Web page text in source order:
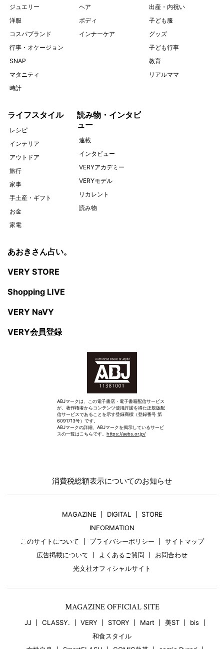
ジュエリー
洋服
コスパブランド
行事・オケージョン
SNAP
マタニティ
時計
ヘア
ボディ
インナーケア
出産・内祝い
子ども服
グッズ
子ども行事
教育
リアルママ
ライフスタイル
レシピ
インテリア
アウトドア
旅行
家事
手土産・ギフト
お金
家電
読み物・インタビ
ュー
連載
インタビュー
VERYアカデミー
VERYモデル
リカレント
読み物
あおきさん占い。
VERY STORE
Shopping LIVE
VERY NaVY
VERY会員登録
ABJマークは、この電子書店・電子書籍配信サービス
が、著作権者からコンテンツ使用許諾を得た正規版配
信サービスであることを示す登録商標（登録番号 第
6091713号）です。
ABJマークの詳細、ABJマークを掲示しているサービ
スの一覧はこちらです。 https://aebs.or.jp/
消費税総額表示についてのお知らせ
MAGAZINE DIGITAL
STORE
INFORMATION
このサイトについて
プライバシーポリシー
サイトマップ
広告掲載について
よくあるご質問
お問合わせ
光文社オフィシャルサイト
MAGAZINE OFFICIAL SITE
JJ CLASSY. VERY STORY Mart 美ST
bis
和食スタイル